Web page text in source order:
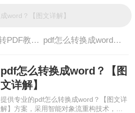
图片转PDF教程> pdf怎么转换成word？【图文详解】
pdf怎么转换成word？【图
文详解】
提供专业的pdf怎么转换成word？【图文详
解】方案，采用智能对象流重构技术，确